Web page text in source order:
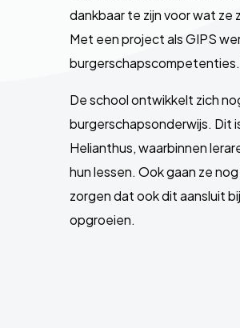
dankbaar te zijn voor wat ze
Met een project als GIPS
De school ontwikkelt zich
burgerschapsonderwijs. Dit
Helianthus, waarbinnen
hun lessen. Ook gaan ze
zorgen dat ook dit aansluit
opgroeien.